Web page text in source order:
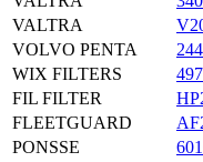
VALTRA
VOLVO PENTA
WIX FILTERS
FIL FILTER
FLEETGUARD
PONSSE